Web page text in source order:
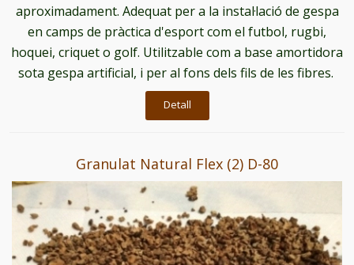
aproximadament. Adequat per a la instal·lació de gespa
en camps de pràctica d'esport com el futbol, rugbi,
hoquei, criquet o golf. Utilitzable com a base amortidora
sota gespa artificial, i per al fons dels fils de les fibres.
Detall
Granulat Natural Flex (2) D-80